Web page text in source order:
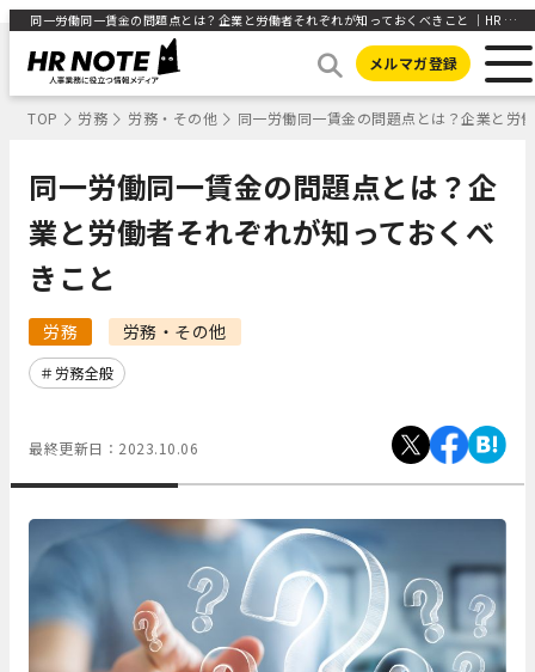
同一労働同一賃金の問題点とは？企業と労働者それぞれが知っておくべきこと ｜HR NOTE
メルマガ登録
TOP 労務 労務・その他 同一労働同一賃金の問題点とは？企業と労
同一労働同一賃金の問題点とは？企
業と労働者それぞれが知っておくべ
きこと
労務 労務・その他
労務全般
最終更新日： 2023.10.06